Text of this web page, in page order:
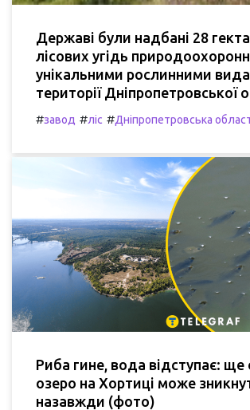
Державі були надбані 28
лісових угідь
унікальними рослинними
території Дніпропетровської
#завод #ліс #Дніпропетровська
Риба гине, вода відступає: ще
озеро на Хортиці може
назавжди (фото)